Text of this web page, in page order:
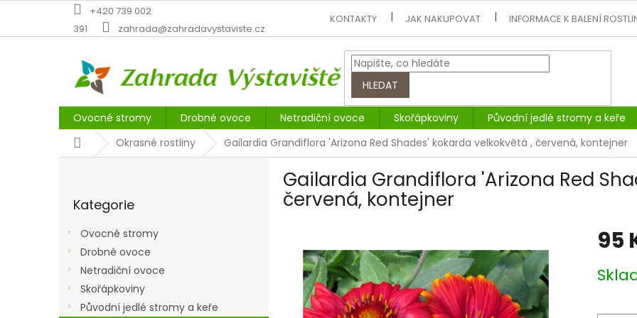
obsah
+420 739 002
391
zahrada@zahradavystaviste.cz
KONTAKTY JAK NAKUPOVAT INFORMACE K BALENÍ
HLEDAT
Ovocné stromy Drobné ovoce Netradiční ovoce Skořápkoviny Původní jedlé stromy a keře
DomůOkrasné rostliny Gailardia Grandiflora 'Arizona Red Shades' kokarda velkokvětá , červená, kontejner
kategorie
Kategorie
Ovocné stromy
Drobné ovoce
Netradiční ovoce
Skořápkoviny
Původní jedlé stromy a keře
Gailardia Grandiflora 'Arizona Red
červená, kontejner
95
cena: